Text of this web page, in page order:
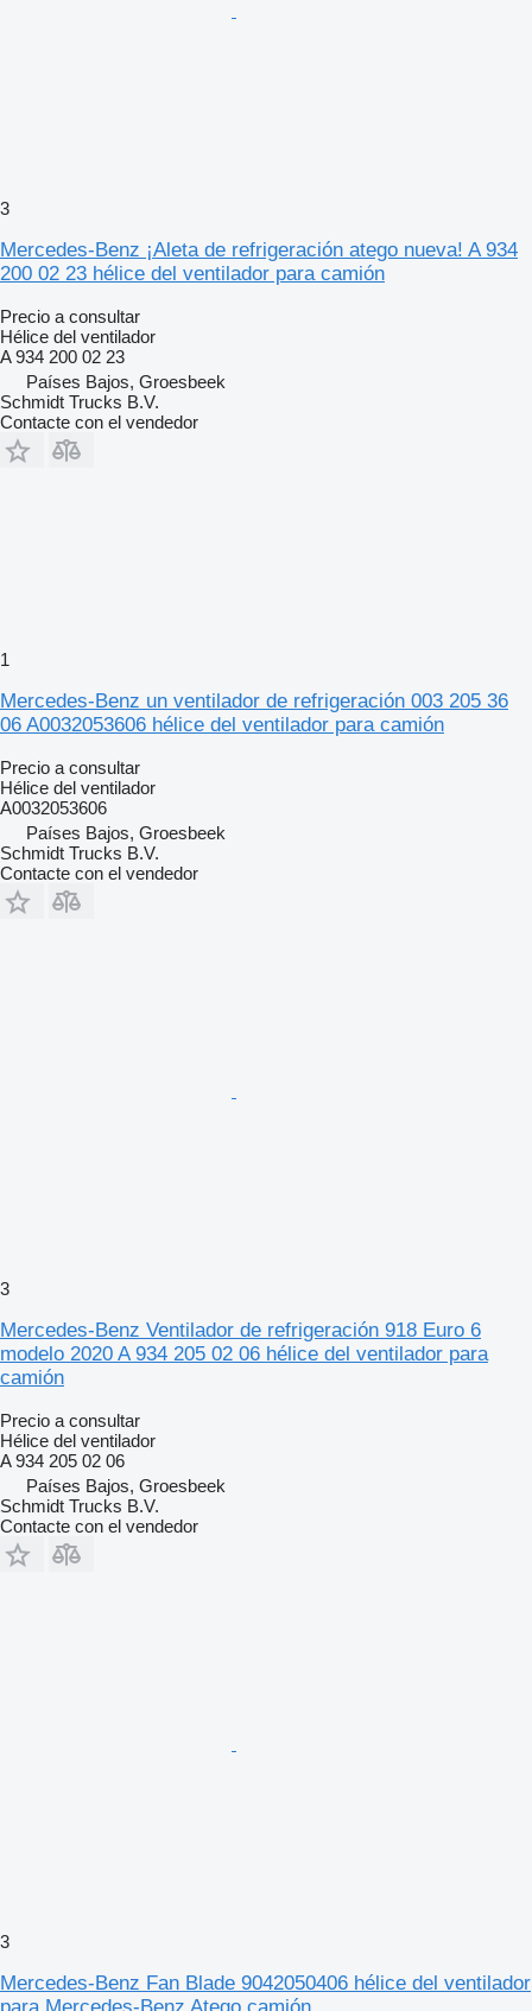
3
Mercedes-Benz ¡Aleta de refrigeración atego nueva! A 934
200 02 23 hélice del ventilador para camión
Precio a consultar
Hélice del ventilador
A 934 200 02 23
Países Bajos, Groesbeek
Schmidt Trucks B.V.
Contacte con el vendedor
1
Mercedes-Benz un ventilador de refrigeración 003 205 36
06 A0032053606 hélice del ventilador para camión
Precio a consultar
Hélice del ventilador
A0032053606
Países Bajos, Groesbeek
Schmidt Trucks B.V.
Contacte con el vendedor
3
Mercedes-Benz Ventilador de refrigeración 918 Euro 6
modelo 2020 A 934 205 02 06 hélice del ventilador para
camión
Precio a consultar
Hélice del ventilador
A 934 205 02 06
Países Bajos, Groesbeek
Schmidt Trucks B.V.
Contacte con el vendedor
3
Mercedes-Benz Fan Blade 9042050406 hélice del ventilador